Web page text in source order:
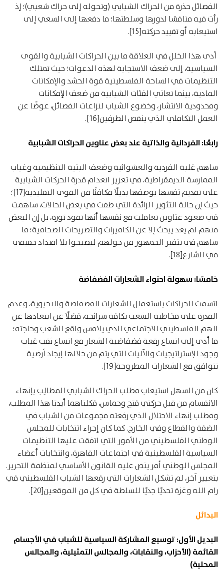
الفصائل حذرة من الحراك الشبابي (وتحوله إلى حراك شعبي)؛ إذ
رأت فيه منافسًا لدورها وسلطتها؛ ما دفعها إلى السعي إلى
استيعابه أو تقييد حركته[15].
أدى هذا الخلل في العلاقة ما بين الحراكات الشبابية والقوى
السياسية، إلى ضعف الاستجابة لهذه الدعوات؛ حيث تمتلك
التنظيمات في الساحة الفلسطينية قوة الحشد والإمكانات
المادية، بينما تعاني الفئات الشبابية من ضعف الإمكانات
ومحدودية الانتشار، وخضوع الشباب لنزاعات الفصائل، عوضًا عن
العمل التكاملي الذي ينقص الطرفين[16].
رابعًا: الفردانية والذاتية عند بعض عناوين الحراكات الشبابية
ساهم غلبة الفردية والعشوائية وضعف البنية التنظيمية وغياب
الممارسة الديمقراطية، في تعزيز انعدام قدرة الحركات الشبابية
على تقديم نفسها بوصفها بديلًا مكافئًا من القوى التقليدية[17]؛
حيث إن حالة التثوير الزائدة التي طفت في بعض الحالات، ساهمت
في صعود عناوين تعاملت مع نفسها أنها تقود ثورة، بل إن البعض
منهم لم يعد يبحث إلا عن الكاميرات والتصريحات الصحافية؛ ما
ساهم في تنفير الجمهور من حولهم ليصبحوا بلا امتداد حقيقي
في الشارع[18].
خامسًا: سهولة احتواء الشعارات الفضفاضة
اتسمت الحراكات باستعمال الشعارات الفضفاضة والنخبوية، وعدم
القدرة على مخاطبة الشعب بكافة شرائحه، فضلًا عن ابتعادها عن
الهم الفلسطيني الاجتماعي الذي يلامس واقع الشعب وحاجته؛
ما أدى إلى اتساع رقعة فضفاضية الشعار مع اتساع ثقب غياب
وجود الإستراتيجيات والآليات التي يتم من خلالها إيجاد أرضية
تتوافق مع الشعارات المطروحة[19].
كان من السهل استيعاب مطلب الحراك الشبابي المطالِب بإنهاء
الانقسام من قبل حركتي فتح وحماس، فكلتاهما أيدتا هذا المطلب،
ومطلب إنهاء الاحتلال الذي رفعته مجموعات من الشباب في
الضفة والقطاع وفي الخارج. كما كان إجراء انتخابات للمجلس
الوطني الفلسطيني من الأمور التي اتفقت عليها التنظيمات
السياسية الفلسطينية في اجتماعات القاهرة، وانتخابات أعضاء
المجلس الوطني أمر ينص عليه القانون الأساسي لمنظمة التحرير.
بتعبير آخر، لم تشكل الشعارات التي رفعها الشباب الفلسطيني في
رام الله وغزة تحديًا جديًا للسلطة في كل من الموقعين[20].
البدائل
البديل الأول: توسيع المشاركة السياسية للشباب في الأجسام
القائمة (الأحزاب، والنقابات، والمجالس التمثيلية، والمجالس
المحلية)